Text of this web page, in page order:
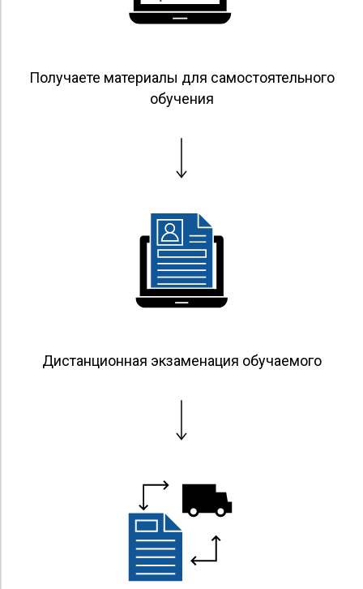
Получаете материалы для самостоятельного
обучения
Дистанционная экзаменация обучаемого